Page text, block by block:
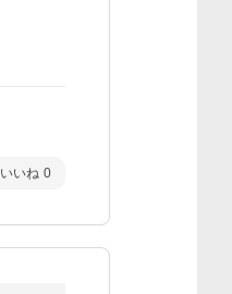
いいね 0